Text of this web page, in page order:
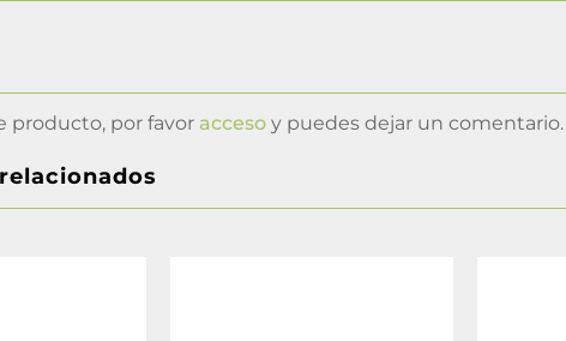
producto, por favor acceso y puedes dejar un comentario.